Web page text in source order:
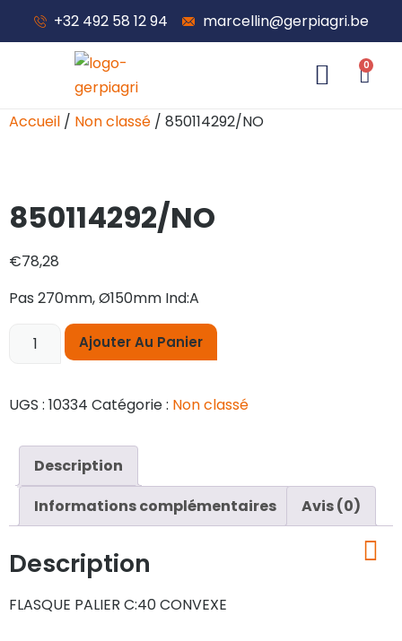
+32 492 58 12 94 marcellin@gerpiagri.be
0
Accueil / Non classé / 850114292/NO
850114292/NO
€78,28
Pas 270mm, Ø150mm Ind:A
Ajouter Au Panier
UGS : 10334 Catégorie : Non classé
Description
Informations complémentaires
Avis (0)
Description
FLASQUE PALIER C:40 CONVEXE